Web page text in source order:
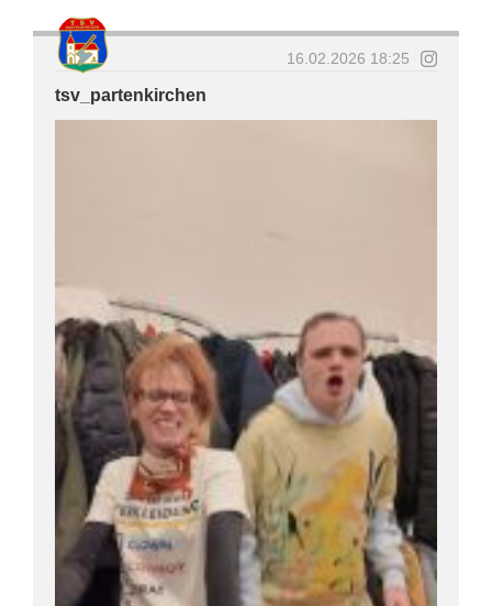
16.02.2026 18:25
tsv_partenkirchen